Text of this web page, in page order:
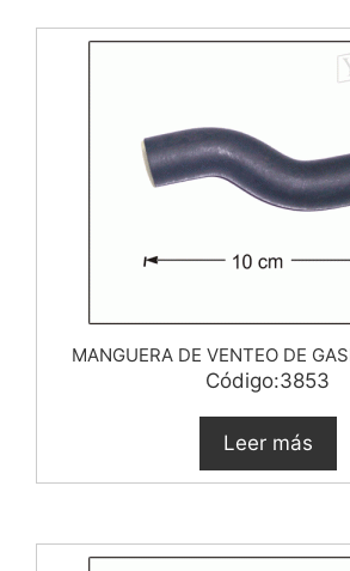
MANGUERA DE VENTEO DE
Código:3853
Leer más